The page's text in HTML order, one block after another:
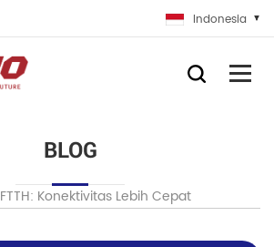
Indonesia
BLOG
FTTH: Konektivitas Lebih Cepat